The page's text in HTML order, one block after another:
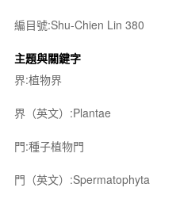
編目號:Shu-Chien Lin 380
主題與關鍵字
界:植物界
界（英文）:Plantae
門:種子植物門
門（英文）:Spermatophyta